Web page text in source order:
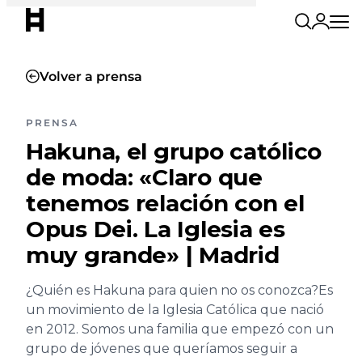
Volver a prensa
PRENSA
Hakuna, el grupo católico
de moda: «Claro que
tenemos relación con el
Opus Dei. La Iglesia es
muy grande» | Madrid
¿Quién es Hakuna para quien no os conozca?Es
un movimiento de la Iglesia Católica que nació
en 2012. Somos una familia que empezó con un
grupo de jóvenes que queríamos seguir a